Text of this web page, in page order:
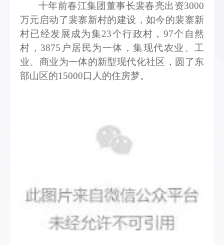
十年前春江集团董事长裴春亮出资3000
万元启动了裴寨新村的建设，如今的裴寨新
村已经发展成为集23个行政村，97个自然
村，3875户居民为一体，集现代农业、工
业、商业为一体的新型现代化社区，圆了东
部山区的15000口人的住房梦。